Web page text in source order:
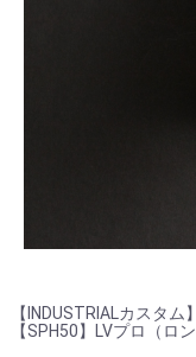
【INDUSTRIALカスタ
【SPH50】LVプロ（ロ